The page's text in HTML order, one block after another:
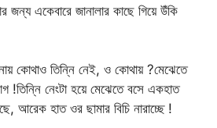
জন্য একেবারে জানালার কাছে গিয়ে উঁকি
কোথাও তিন্নি নেই, ও কোথায় ?মেঝেতে
নেংটা হয়ে মেঝেতে বসে একহাত
আরেক হাত ওর ছামার বিচি নারাচ্ছে !